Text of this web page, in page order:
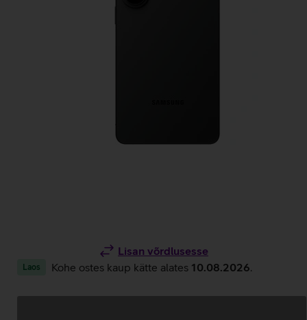
Lisan võrdlusesse
Laos Kohe ostes kaup kätte alates 10.08.2026